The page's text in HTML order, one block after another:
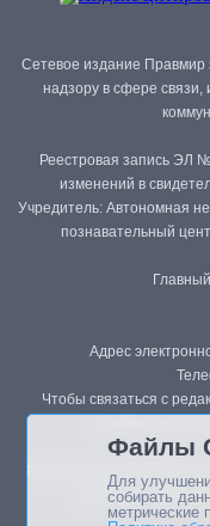
Сетевое издание Правмир
надзору в сфере
Реестровая запись ЭЛ
изменений в
Учредитель: Автономная
познавательный
Адрес
Чтобы связаться с
Републикация
возможна только
Файлы
Для
собирать
метрические